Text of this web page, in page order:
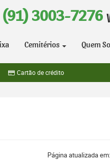
(91) 3003-7276
Cemitérios Quem
Cartão de crédito
Página atualizada